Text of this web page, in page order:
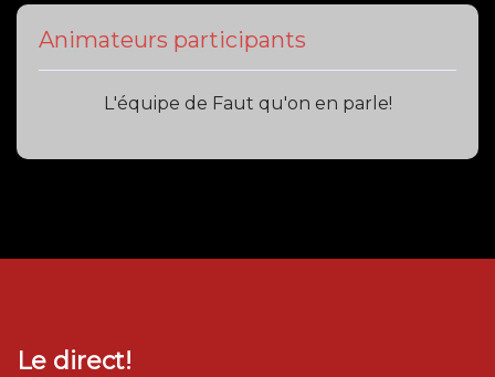
Animateurs participants
L'équipe de Faut qu'on en parle!
Le direct!